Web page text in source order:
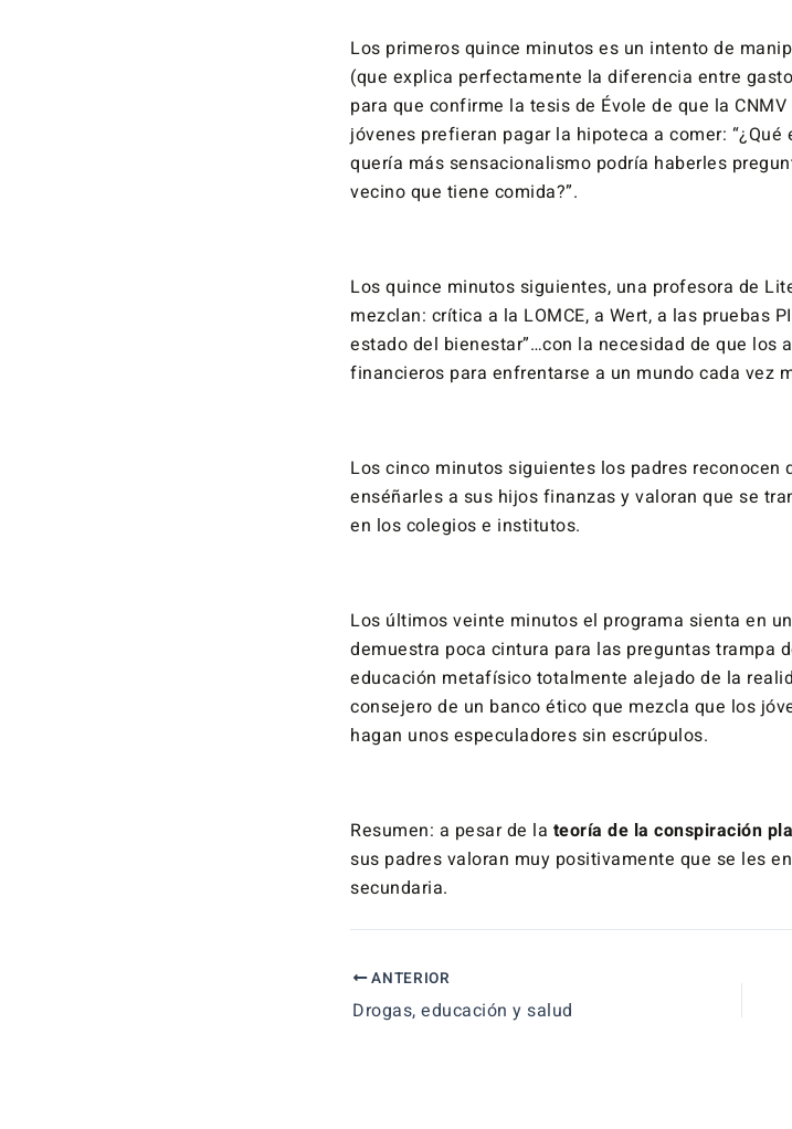
Los primeros quince minutos es un intento de
(que explica perfectamente la diferencia entre
para que confirme la tesis de Évole de que la
jóvenes prefieran pagar la hipoteca a comer:
quería más sensacionalismo podría haberles
vecino que tiene comida?”.
Los quince minutos siguientes, una profesora de
mezclan: crítica a la LOMCE, a Wert, a las pruebas
estado del bienestar”…con la necesidad de que los
financieros para enfrentarse a un mundo cada vez
Los cinco minutos siguientes los padres reconocen
enséñarles a sus hijos finanzas y valoran que se
en los colegios e institutos.
Los últimos veinte minutos el programa sienta en
demuestra poca cintura para las preguntas trampa
educación metafísico totalmente alejado de la
consejero de un banco ético que mezcla que los
hagan unos especuladores sin escrúpulos.
Resumen: a pesar de la teoría de la conspiración
sus padres valoran muy positivamente que se les
secundaria.
ANTERIOR
Drogas, educación y salud